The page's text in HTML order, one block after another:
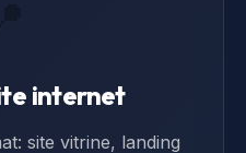
internet
site vitrine, landing